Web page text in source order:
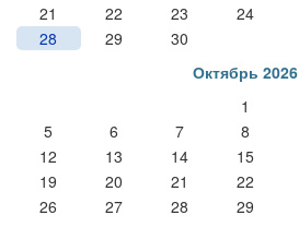
21
22 23 24
28
29
30
Октябрь 2026
1
5
6 7 8
12
13 14 15
19
20 21 22
26
27 28 29